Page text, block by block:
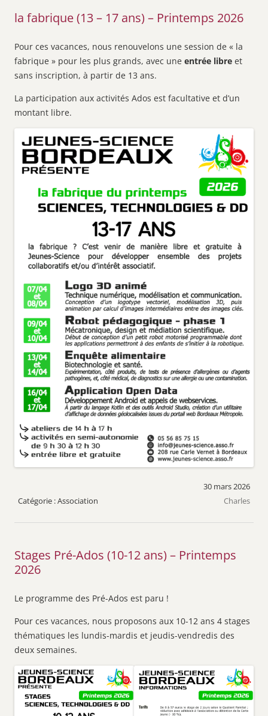
la fabrique (13 – 17 ans) – Printemps 2026
Pour ces vacances, nous renouvelons une session de « la
fabrique » pour les plus grands, avec une entrée libre et
sans inscription, à partir de 13 ans.
La participation aux activités Ados est facultative et d’un
montant libre.
Association
30 mars 2026
Charles
Stages Pré-Ados (10-12 ans) – Printemps
2026
Le programme des Pré-Ados est paru !
Pour ces vacances, nous proposons aux 10-12 ans 4 stages
thématiques les lundis-mardis et jeudis-vendredis des
deux semaines.